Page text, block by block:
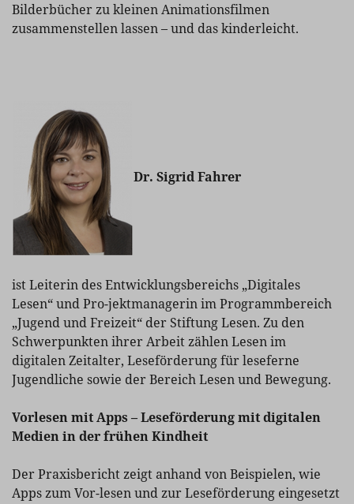
Bilderbücher zu kleinen Animationsfilmen
zusammenstellen lassen – und das kinderleicht.
Dr. Sigrid Fahrer
ist Leiterin des Entwicklungsbereichs „Digitales
Lesen“ und Pro-jektmanagerin im Programmbereich
„Jugend und Freizeit“ der Stiftung Lesen. Zu den
Schwerpunkten ihrer Arbeit zählen Lesen im
digitalen Zeitalter, Leseförderung für leseferne
Jugendliche sowie der Bereich Lesen und Bewegung.
Vorlesen mit Apps – Leseförderung mit digitalen
Medien in der frühen Kindheit
Der Praxisbericht zeigt anhand von Beispielen, wie
Apps zum Vor-lesen und zur Leseförderung eingesetzt